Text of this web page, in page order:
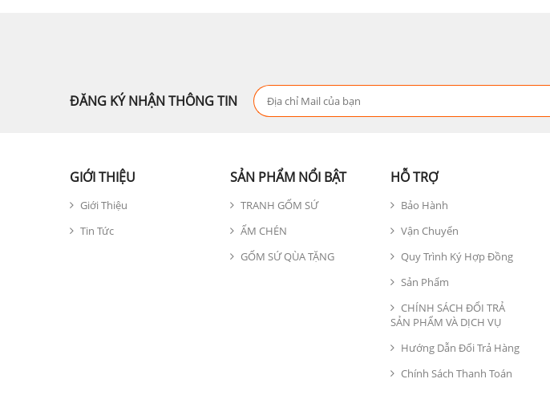
ĐĂNG KÝ NHẬN THÔNG TIN
GIỚI THIỆU
Giới Thiệu
Tin Tức
SẢN PHẨM NỔI BẬT
TRANH GỐM SỨ
ẤM CHÉN
GỐM SỨ QÙA TẶNG
HỖ TRỢ
Bảo Hành
Vận Chuyển
Quy Trình Ký Hợp Đồng
Sản Phẩm
CHÍNH SÁCH ĐỔI TRẢ
SẢN PHẨM VÀ DỊCH VỤ
Hướng Dẫn Đổi Trả Hàng
Chính Sách Thanh Toán